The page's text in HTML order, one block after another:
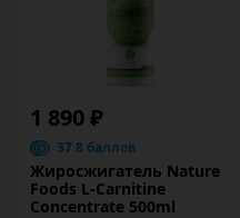
1 890 ₽
37.8 баллов
Жиросжигатель Nature
Foods L-Carnitine
Concentrate 500ml